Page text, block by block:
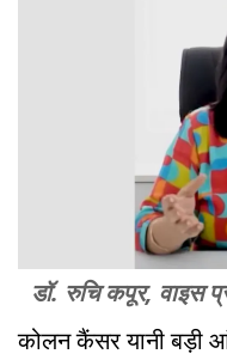
डॉ. रुचि कपूर, वाइस
कोलन कैंसर यानी बड़ी